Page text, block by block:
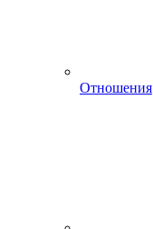
Отношения